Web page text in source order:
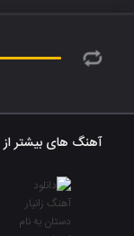
آهنگ های بیشتر از